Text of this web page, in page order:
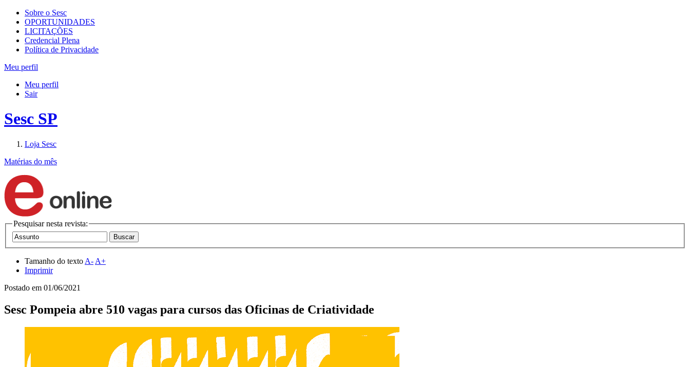
Sobre o Sesc
OPORTUNIDADES
LICITAÇÕES
Credencial Plena
Política de Privacidade
Meu perfil
Meu perfil
Sair
Sesc SP
Loja Sesc
Matérias do mês
Pesquisar nesta revista:
Tamanho do texto A- A+
Imprimir
Postado em 01/06/2021
Sesc Pompeia abre 510 vagas para cursos das Oficinas de Criatividade